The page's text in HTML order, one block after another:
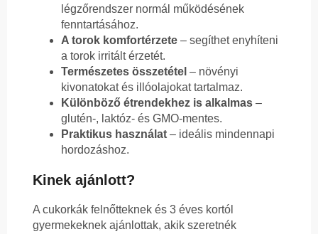
légzőrendszer normál működésének
fenntartásához.
A torok komfortérzete – segíthet enyhíteni
a torok irritált érzetét.
Természetes összetétel – növényi
kivonatokat és illóolajokat tartalmaz.
Különböző étrendekhez is alkalmas –
glutén-, laktóz- és GMO-mentes.
Praktikus használat – ideális mindennapi
hordozáshoz.
Kinek ajánlott?
A cukorkák felnőtteknek és 3 éves kortól
gyermekeknek ajánlottak, akik szeretnék